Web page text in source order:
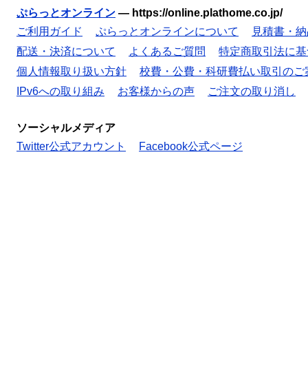
ぷらっとオンライン — https://online.plathome.co.jp/
ご利用ガイド
ぷらっとオンラインについて
見積書・
配送・決済について
よくあるご質問
特定商取引法に
個人情報取り扱い方針
校費・公費・科研費払い取引のご
IPv6への取り組み
お客様からの声 ご注文の取り消し
ソーシャルメディア
Twitter公式アカウント
Facebook公式ページ